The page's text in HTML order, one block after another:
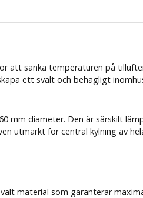
att sänka temperaturen på
ett svalt och behagligt
mm diameter. Den är särskilt
utmärkt för central kylning av
material som garanterar